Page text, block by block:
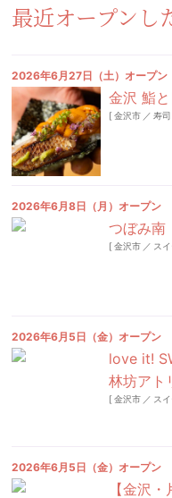
最近オープンし
2026年6月27日（土）オープン
金沢 鮨
[金沢市 ／ 寿司
2026年6月8日（月）オープン
つぼみ南
[金沢市 ／ ス
2026年6月5日（金）オープン
love it!
林坊アト
[金沢市 ／ ス
2026年6月5日（金）オープン
【金沢